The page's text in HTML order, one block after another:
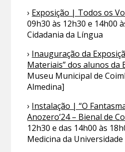
› Exposição | Todos os
09h30 às 12h30 e 14h00
Cidadania da Língua
› Inauguração da
Materiais” dos alunos da
Museu Municipal de
Almedina]
› Instalação | “O
Anozero’24 – Bienal de
12h30 e das 14h00 às
Medicina da